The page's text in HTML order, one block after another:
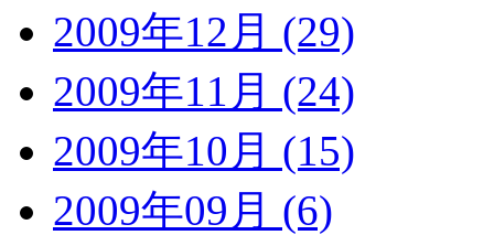
2009年12月 (29)
2009年11月 (24)
2009年10月 (15)
2009年09月 (6)